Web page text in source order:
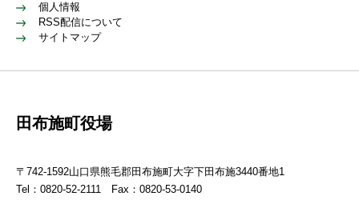
個人情報
RSS配信について
サイトマップ
田布施町役場
〒742-1592山口県熊毛郡田布施町大字下田布施3440番地1
Tel：0820-52-2111 Fax：0820-53-0140